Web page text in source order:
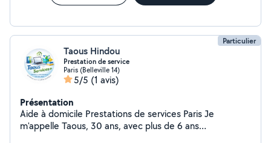
Particulier
Taous Hindou
Prestation de service
Paris (Belleville 14)
5/5 (1 avis)
Présentation
Aide à domicile Prestations de services Paris Je
m'appelle Taous, 30 ans, avec plus de 6 ans